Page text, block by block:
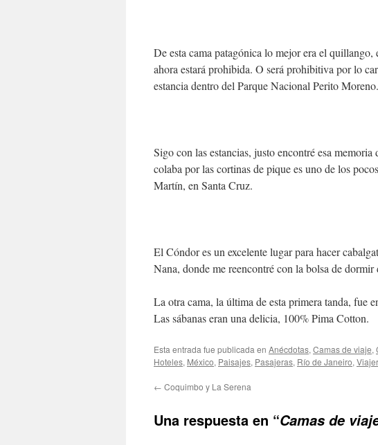
De esta cama patagónica lo mejor era el
ahora estará prohibida. O será prohibitiva por lo
estancia dentro del Parque Nacional Perito Moreno.
Sigo con las estancias, justo encontré esa
colaba por las cortinas de pique es uno de los
Martín, en Santa Cruz.
El Cóndor es un excelente lugar para hacer
Nana, donde me reencontré con la bolsa de dormir
La otra cama, la última de esta primera tanda, fue
Las sábanas eran una delicia, 100% Pima Cotton.
Esta entrada fue publicada en Anécdotas, Camas de viaje,
Hoteles, México, Paisajes, Pasajeras, Río de Janeiro,
← Coquimbo y La Serena
Una respuesta en “Camas de